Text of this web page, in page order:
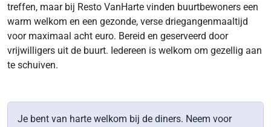
treffen, maar bij Resto VanHarte vinden buurtbewoners een
warm welkom en een gezonde, verse driegangenmaaltijd
voor maximaal acht euro. Bereid en geserveerd door
vrijwilligers uit de buurt. Iedereen is welkom om gezellig aan
te schuiven.
Je bent van harte welkom bij de diners. Neem voor